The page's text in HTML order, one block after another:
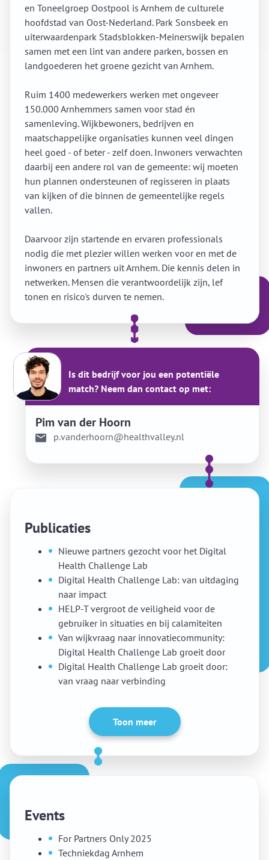
en Toneelgroep Oostpool is Arnhem de culturele
hoofdstad van Oost-Nederland. Park Sonsbeek en
uiterwaardenpark Stadsblokken-Meinerswijk bepalen
samen met een lint van andere parken, bossen en
landgoederen het groene gezicht van Arnhem.
Ruim 1400 medewerkers werken met ongeveer
150.000 Arnhemmers samen voor stad én
samenleving. Wijkbewoners, bedrijven en
maatschappelijke organisaties kunnen veel dingen
heel goed - of beter - zelf doen. Inwoners verwachten
daarbij een andere rol van de gemeente: wij moeten
hun plannen ondersteunen of regisseren in plaats
van kijken of die binnen de gemeentelijke regels
vallen.
Daarvoor zijn startende en ervaren professionals
nodig die met plezier willen werken voor en met de
inwoners en partners uit Arnhem. Die kennis delen in
netwerken. Mensen die verantwoordelijk zijn, lef
tonen en risico's durven te nemen.
Is dit bedrijf voor jou een potentiële
match? Neem dan contact op met:
Pim van der Hoorn
p.vanderhoorn@healthvalley.nl
Publicaties
Nieuwe partners gezocht voor het Digital
Health Challenge Lab
Digital Health Challenge Lab: van uitdaging
naar impact
HELP-T vergroot de veiligheid voor de
gebruiker in situaties en bij calamiteiten
Van wijkvraag naar innovatiecommunity:
Digital Health Challenge Lab groeit door
Digital Health Challenge Lab groeit door:
van vraag naar verbinding
Toon meer
Events
For Partners Only 2025
Techniekdag Arnhem